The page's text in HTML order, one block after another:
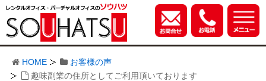
HOME
お客様の声
趣味副業の住所としてご利用頂いております